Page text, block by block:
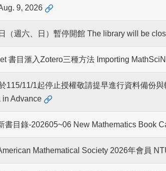
9, 2026
（週六、日）暫停開館 The library will be
書目滙入Zotero三種方法 Importing
115/11/1起停止授權敬請提早進行資料備份
in Advance
書目錄-202605~06 New Mathematics Book
Mathematical Society 2026年會員